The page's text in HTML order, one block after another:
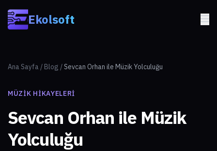
Ekolsoft
Ana Sayfa / Blog /Sevcan Orhan ile Müzik Yolculuğu
MÜZIK HIKAYELERI
Sevcan Orhan ile Müzik
Yolculuğu